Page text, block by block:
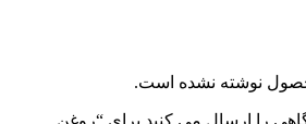
نوشته نشده است.
را ارسال می کنید برای “روغن